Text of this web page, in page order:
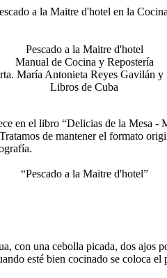
Pescado a la Maitre d'hotel
Manual de Cocina y Repostería
María Antonieta Reyes Gavilán
Libros de Cuba
en el libro “Delicias de la Mesa
de mantener el formato
“Pescado a la Maitre d'hotel”
con una cebolla picada, dos ajos
esté bien cocinado se coloca